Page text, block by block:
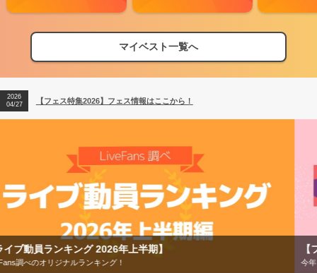
マイベスト一覧へ
【フェス特集2026】フェス情報はここから！
【ライブ動員ランキング】2026年上半期編発表！
2026
04/27
【フェス特集2026】フェス情報はここから！
2026
【フェス特集2026】
今年もフェスの季節がやってきた！